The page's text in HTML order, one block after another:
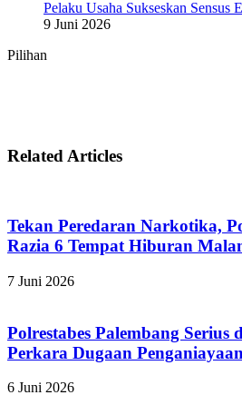
Pelaku Usaha Sukseskan Sensus
9 Juni 2026
Pilihan
Related Articles
Tekan Peredaran Narkotika,
Razia 6 Tempat Hiburan
7 Juni 2026
Polrestabes Palembang Serius
Perkara Dugaan Penganiayaan
6 Juni 2026